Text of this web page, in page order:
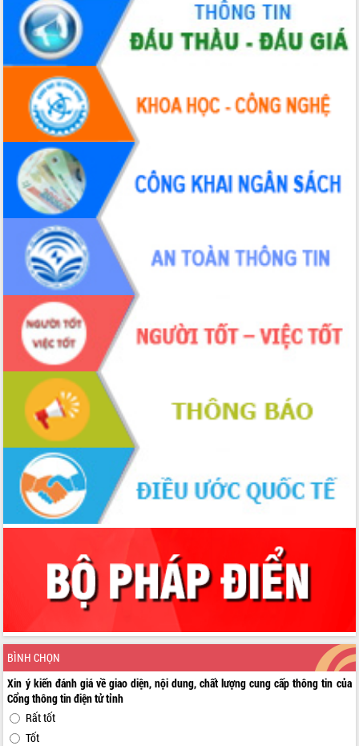
BÌNH CHỌN
Xin ý kiến đánh giá về giao diện, nội dung, chất lượng cung cấp thông tin của
Cổng thông tin điện tử tỉnh
Rất tốt
Tốt